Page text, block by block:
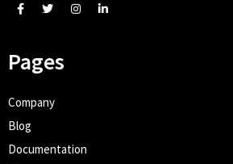
Pages
Company
Blog
Documentation